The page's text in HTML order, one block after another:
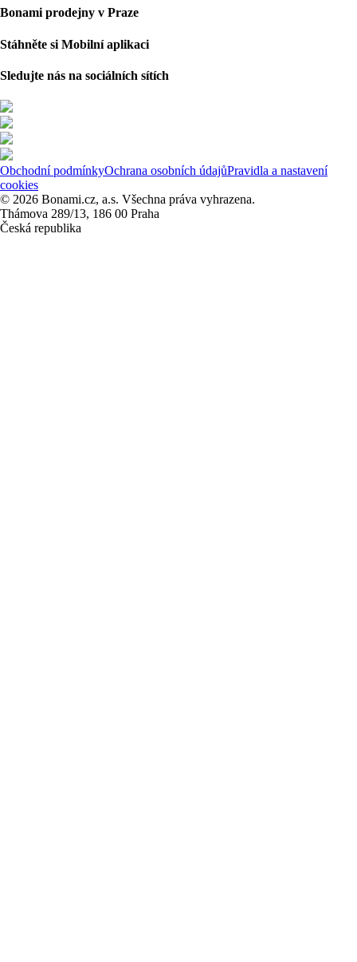
Bonami prodejny v Praze
Stáhněte si Mobilní aplikaci
Sledujte nás na sociálních sítích
Obchodní podmínkyOchrana osobních údajůPravidla a nastavení
cookies
© 2026 Bonami.cz, a.s. Všechna práva vyhrazena.
Thámova 289/13, 186 00 Praha
Česká republika